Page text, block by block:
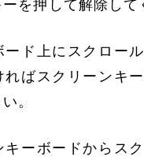
を押して解除して
ード上にスクロー
ればスクリーンキ
。
キーボードからス